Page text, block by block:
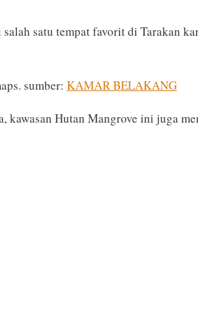
satu tempat favorit di Tarakan
sumber: KAMAR BELAKANG
Hutan Mangrove ini juga